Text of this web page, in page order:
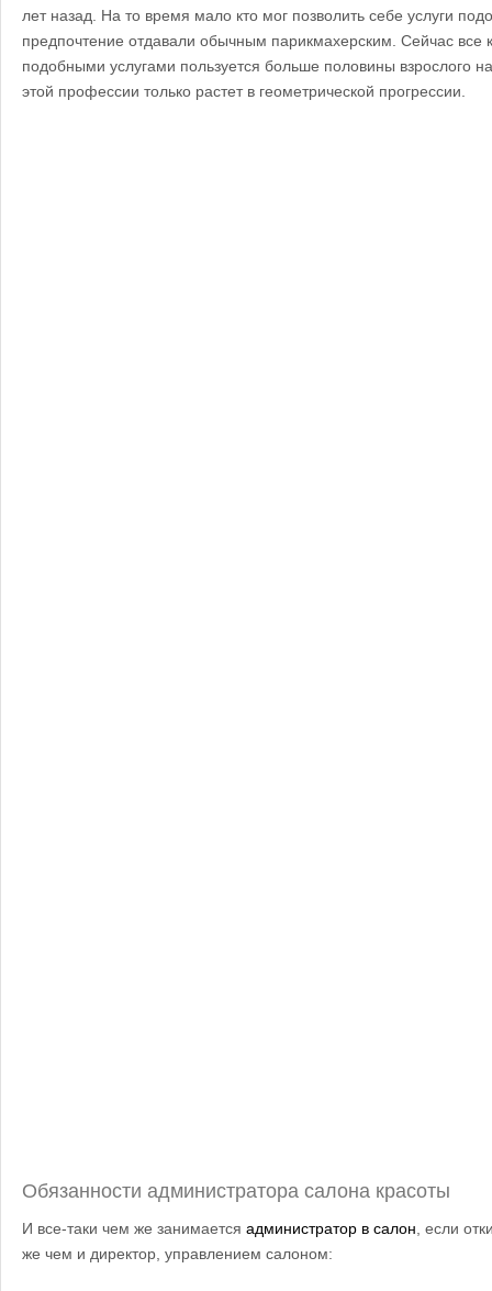
лет назад. На то время мало кто мог позволить себе услуги
предпочтение отдавали обычным парикмахерским. Сейчас все
подобными услугами пользуется больше половины взрослого
этой профессии только растет в геометрической прогрессии.
Обязанности администратора салона красоты
И все-таки чем же занимается администратор в салон , если
же чем и директор, управлением салоном: